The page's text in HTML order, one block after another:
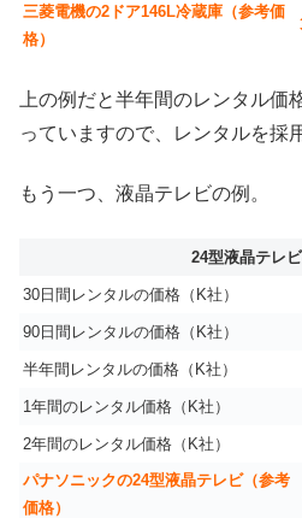
三菱電機の2ドア146L冷蔵庫（参考価
格）
上の例だと半年間のレンタル価
っていますので、レンタルを採
もう一つ、液晶テレビの例。
24型液晶テレ
30日間レンタルの価格（K社）
90日間レンタルの価格（K社）
半年間レンタルの価格（K社）
1年間のレンタル価格（K社）
2年間のレンタル価格（K社）
パナソニックの24型液晶テレビ（参考
価格）